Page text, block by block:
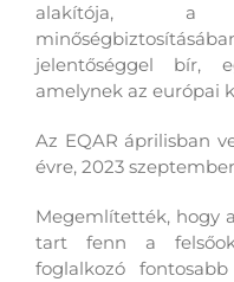
alakítója, a
jelentőséggel bír,
amelynek az európai
Az EQAR áprilisban
évre, 2023
Megemlítették, hogy
tart fenn a
foglalkozó